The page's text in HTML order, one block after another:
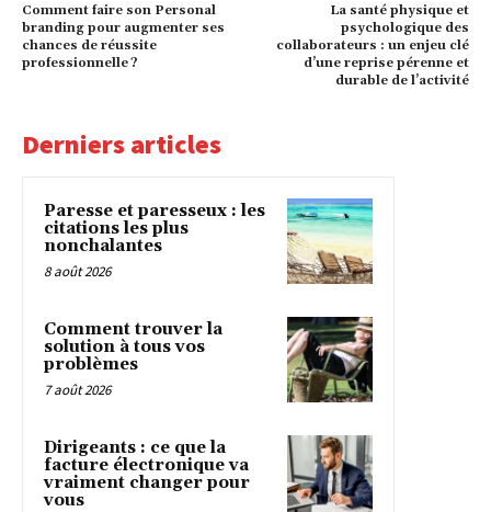
Comment faire son Personal
branding pour augmenter ses
chances de réussite
professionnelle ?
La santé physique et
psychologique des
collaborateurs : un enjeu clé
d’une reprise pérenne et
durable de l’activité
Derniers articles
Paresse et paresseux : les
citations les plus
nonchalantes
8 août 2026
Comment trouver la
solution à tous vos
problèmes
7 août 2026
Dirigeants : ce que la
facture électronique va
vraiment changer pour
vous